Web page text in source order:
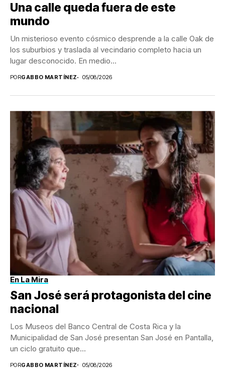
Una calle queda fuera de este
mundo
Un misterioso evento cósmico desprende a la calle Oak de
los suburbios y traslada al vecindario completo hacia un
lugar desconocido. En medio...
PORGABBO MARTÍNEZ 05/08/2026
En La Mira
San José será protagonista del cine
nacional
Los Museos del Banco Central de Costa Rica y la
Municipalidad de San José presentan San José en Pantalla,
un ciclo gratuito que...
PORGABBO MARTÍNEZ 05/08/2026